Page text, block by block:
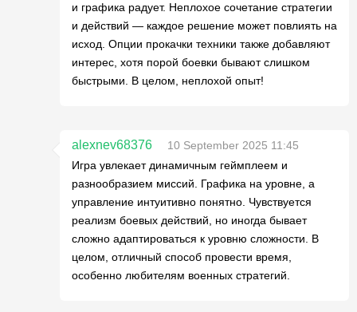
и графика радует. Неплохое сочетание стратегии
и действий — каждое решение может повлиять на
исход. Опции прокачки техники также добавляют
интерес, хотя порой боевки бывают слишком
быстрыми. В целом, неплохой опыт!
alexnev68376
10 September 2025 11:45
Игра увлекает динамичным геймплеем и
разнообразием миссий. Графика на уровне, а
управление интуитивно понятно. Чувствуется
реализм боевых действий, но иногда бывает
сложно адаптироваться к уровню сложности. В
целом, отличный способ провести время,
особенно любителям военных стратегий.